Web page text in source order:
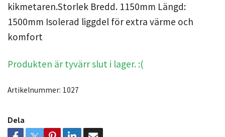
kikmetaren.Storlek Bredd. 1150mm Längd:
1500mm Isolerad liggdel för extra värme och
komfort
Produkten är tyvärr slut i lager. :(
Artikelnummer: 1027
Dela